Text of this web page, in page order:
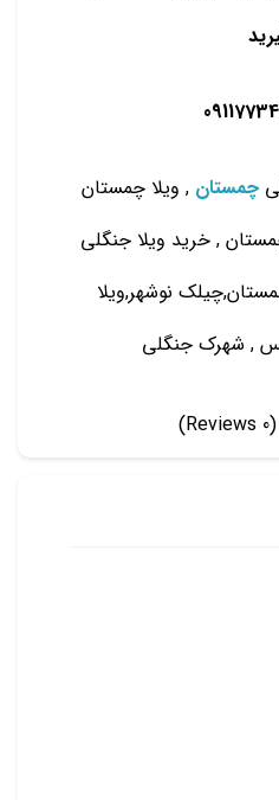
چمستان , ویلا چمستان
, خرید ویلا جنگلی
نوشهر,ویلا
, شهرک جنگلی
(0 Reviews)